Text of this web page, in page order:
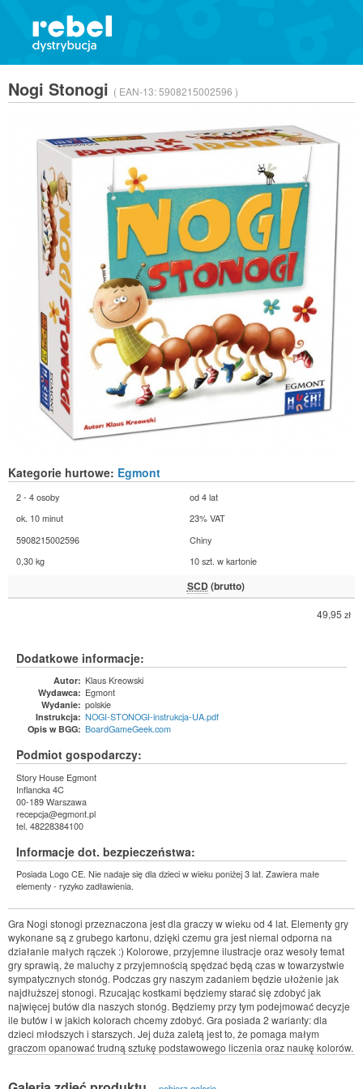
Nogi Stonogi ( EAN-13:5908215002596 )
Kategorie hurtowe: Egmont
2 - 4 osoby
od 4 lat
ok. 10 minut
23% VAT
5908215002596
Chiny
0,30 kg
10 szt. w kartonie
SCD (brutto)
49,95 zł
Dodatkowe informacje:
Autor: Klaus Kreowski
Wydawca: Egmont
Wydanie: polskie
Instrukcja: NOGI-STONOGI-instrukcja-UA.pdf
Opis w BGG: BoardGameGeek.com
Podmiot gospodarczy:
Story House Egmont
Inflancka 4C
00-189 Warszawa
recepcja@egmont.pl
tel. 48228384100
Informacje dot. bezpieczeństwa:
Posiada Logo CE. Nie nadaje się dla dzieci w wieku poniżej 3 lat. Zawiera małe
elementy - ryzyko zadławienia.
Gra Nogi stonogi przeznaczona jest dla graczy w wieku od 4 lat. Elementy gry
wykonane są z grubego kartonu, dzięki czemu gra jest niemal odporna na
działanie małych rączek :) Kolorowe, przyjemne ilustracje oraz wesoły temat
gry sprawią, że maluchy z przyjemnością spędzać będą czas w towarzystwie
sympatycznych stonóg. Podczas gry naszym zadaniem będzie ułożenie jak
najdłuższej stonogi. Rzucając kostkami będziemy starać się zdobyć jak
najwięcej butów dla naszych stonóg. Będziemy przy tym podejmować decyzje
ile butów i w jakich kolorach chcemy zdobyć. Gra posiada 2 warianty: dla
dzieci młodszych i starszych. Jej duża zaletą jest to, że pomaga małym
graczom opanować trudną sztukę podstawowego liczenia oraz naukę kolorów.